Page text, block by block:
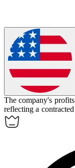
The company's
reflecting a contracted